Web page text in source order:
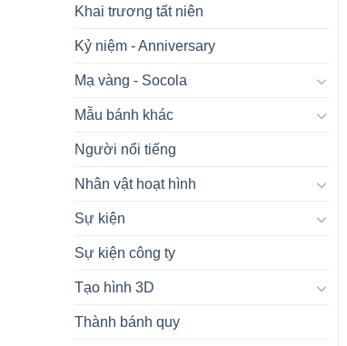
Khai trương tất niên
Kỷ niệm - Anniversary
Mạ vàng - Socola
Mẫu bánh khác
Người nổi tiếng
Nhân vật hoạt hình
Sự kiện
Sự kiện công ty
Tạo hình 3D
Thành bánh quy